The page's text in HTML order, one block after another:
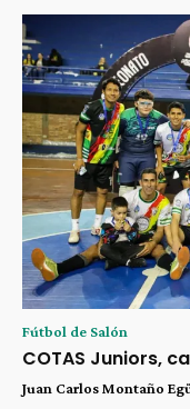
Fútbol de Salón
COTAS Juniors,
Juan Carlos Montaño